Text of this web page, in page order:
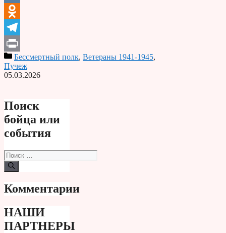
VK
Odnoklassniki
Telegram
PrintБессмертный полк, Ветераны 1941-1945,
Пучеж
05.03.2026
Поиск
бойца или
события
Поиск:
Комментарии
НАШИ
ПАРТНЕРЫ